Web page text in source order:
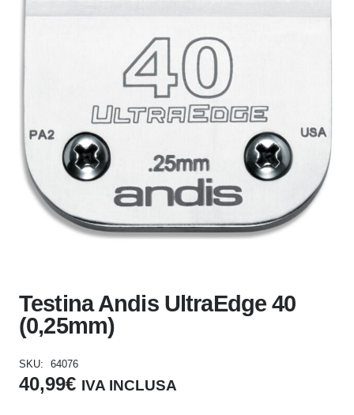
Testina Andis UltraEdge 40
(0,25mm)
SKU: 64076
40,99€ IVA INCLUSA